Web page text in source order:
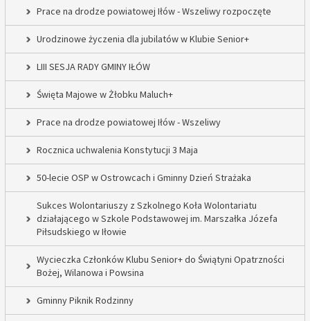
Prace na drodze powiatowej Iłów - Wszeliwy rozpoczęte
Urodzinowe życzenia dla jubilatów w Klubie Senior+
LIII SESJA RADY GMINY IŁÓW
Święta Majowe w Żłobku Maluch+
Prace na drodze powiatowej Iłów - Wszeliwy
Rocznica uchwalenia Konstytucji 3 Maja
50-lecie OSP w Ostrowcach i Gminny Dzień Strażaka
Sukces Wolontariuszy z Szkolnego Koła Wolontariatu
działającego w Szkole Podstawowej im. Marszałka Józefa
Piłsudskiego w Iłowie
Wycieczka Członków Klubu Senior+ do Świątyni Opatrzności
Bożej, Wilanowa i Powsina
Gminny Piknik Rodzinny